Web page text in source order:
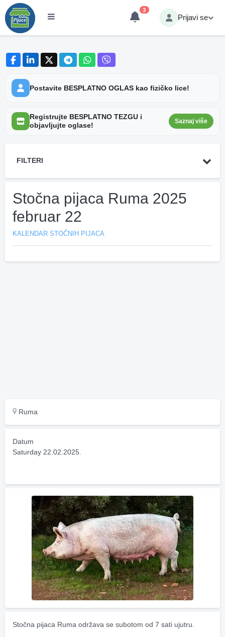
3
Prijavi se
Postavite BESPLATNO OGLAS kao fizičko lice!
Registrujte BESPLATNO TEZGU i
objavljujte oglase!
Saznaj više
FILTERI
Stočna pijaca Ruma 2025
februar 22
KALENDAR STOČNIH PIJACA
Ruma
Datum
Saturday 22.02.2025.
Stočna pijaca Ruma održava se subotom od 7 sati ujutru.